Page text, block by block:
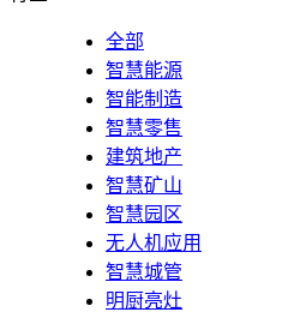
全部
智慧能源
智能制造
智慧零售
建筑地产
智慧矿山
智慧园区
无人机应用
智慧城管
明厨亮灶